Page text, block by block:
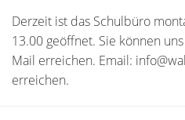
Derzeit ist das Schulbüro
13.00 geöffnet. Sie können
Mail erreichen. Email:
erreichen.